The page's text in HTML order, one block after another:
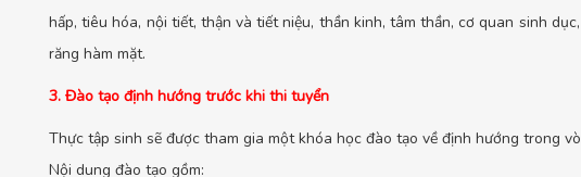
hấp, tiêu hóa, nội tiết, thận và tiết niệu, thần kinh, tâm thần, cơ quan sinh
răng hàm mặt.
3. Đào tạo định hướng trước khi thi tuyển
Thực tập sinh sẽ được tham gia một khóa học đào tạo về định hướng trong
Nội dung đào tạo gồm: